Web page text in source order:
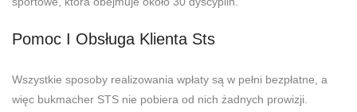
Pomoc I Obsługa Klienta Sts
Wszystkie sposoby realizowania wpłaty są w pełni bezpłatne, a
więc bukmacher STS nie pobiera od nich żadnych prowizji.